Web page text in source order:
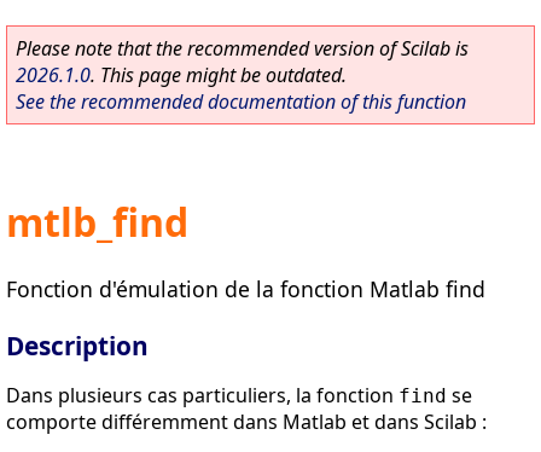
Please note that the recommended version of Scilab is
2026.1.0. This page might be outdated.
See the recommended documentation of this function
mtlb_find
Fonction d'émulation de la fonction Matlab find
Description
Dans plusieurs cas particuliers, la fonction find se
comporte différemment dans Matlab et dans Scilab :